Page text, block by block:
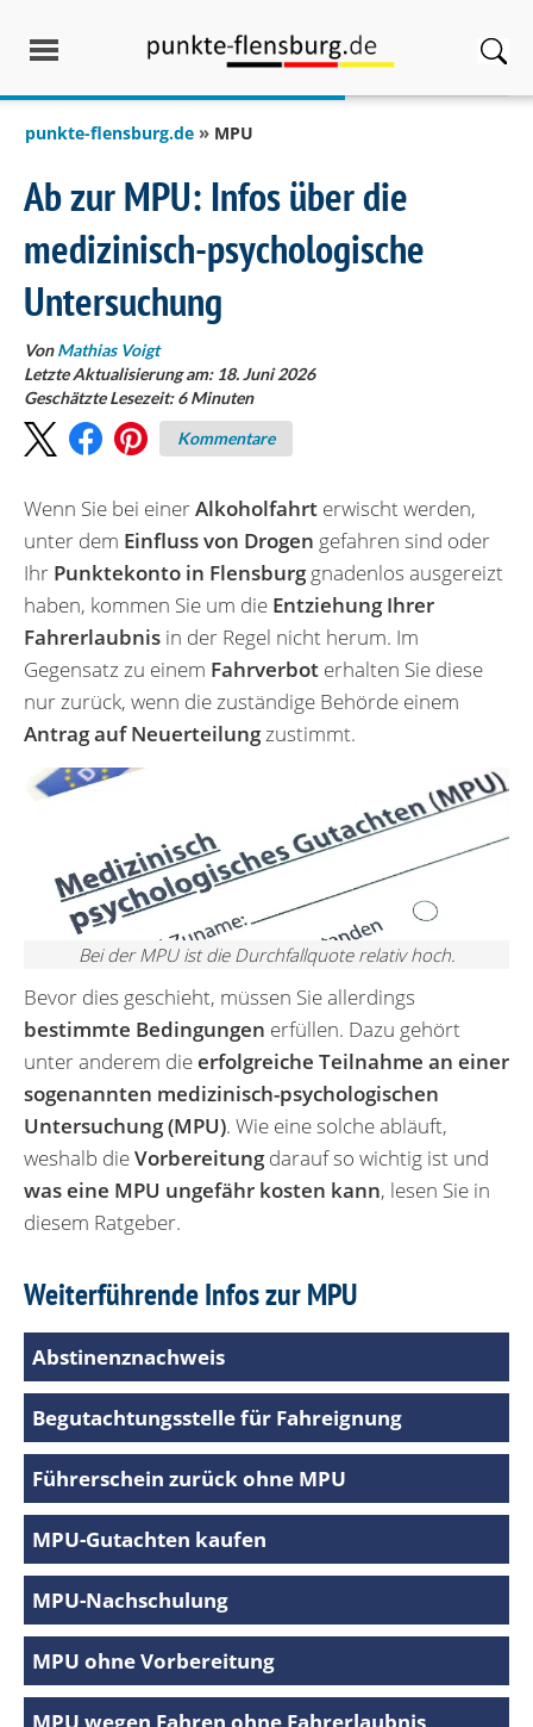
punkte-flensburg.de MPU
Ab zur MPU: Infos über die
medizinisch-psychologische
Untersuchung
VonMathias Voigt
Letzte Aktualisierung am: 18. Juni 2026
Geschätzte Lesezeit:6 Minuten
Kommentare
Wenn Sie bei einerAlkoholfahrt erwischt werden,
unter dem Einfluss von Drogen gefahren sind oder
Ihr Punktekonto in Flensburggnadenlos ausgereizt
haben, kommen Sie um die Entziehung Ihrer
Fahrerlaubnis in der Regel nicht herum. Im
Gegensatz zu einem Fahrverbot erhalten Sie diese
nur zurück, wenn die zuständige Behörde einem
Antrag auf Neuerteilungzustimmt.
Bei der MPU ist die Durchfallquote relativ hoch.
Bevor dies geschieht, müssen Sie allerdings
bestimmte Bedingungen erfüllen. Dazu gehört
unter anderem dieerfolgreiche Teilnahme an einer
sogenannten medizinisch-psychologischen
Untersuchung (MPU). Wie eine solche abläuft,
weshalb dieVorbereitungdarauf so wichtig ist und
was eine MPU ungefähr kosten kann, lesen Sie in
diesem Ratgeber.
Weiterführende Infos zur MPU
Abstinenznachweis
Begutachtungsstelle für Fahreignung
Führerschein zurück ohne MPU
MPU-Gutachten kaufen
MPU-Nachschulung
MPU ohne Vorbereitung
MPU wegen Fahren ohne Fahrerlaubnis